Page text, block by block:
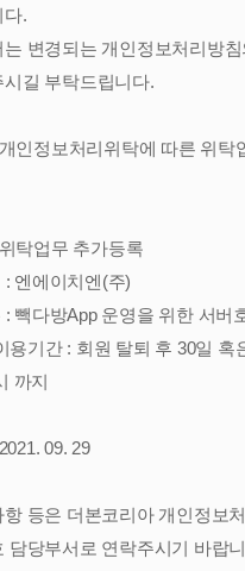
다.
변경되는 개인정보처리방침
길 부탁드립니다.
인정보처리위탁에 따른 위탁
탁업무 추가등록
에이치엔(주)
다방App 운영을 위한 서버
기간 : 회원 탈퇴 후 30일 혹
까지
09. 29
등은 더본코리아 개인정보
담당부서로 연락주시기 바랍